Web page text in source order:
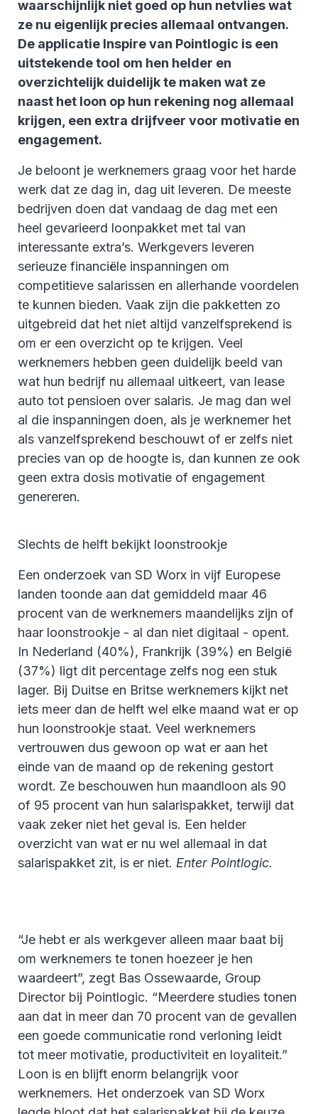
waarschijnlijk niet goed op hun netvlies wat
ze nu eigenlijk precies allemaal ontvangen.
De applicatie Inspire van Pointlogic is een
uitstekende tool om hen helder en
overzichtelijk duidelijk te maken wat ze
naast het loon op hun rekening nog allemaal
krijgen, een extra drijfveer voor motivatie en
engagement.
Je beloont je werknemers graag voor het harde
werk dat ze dag in, dag uit leveren. De meeste
bedrijven doen dat vandaag de dag met een
heel gevarieerd loonpakket met tal van
interessante extra’s. Werkgevers leveren
serieuze financiële inspanningen om
competitieve salarissen en allerhande voordelen
te kunnen bieden. Vaak zijn die pakketten zo
uitgebreid dat het niet altijd vanzelfsprekend is
om er een overzicht op te krijgen. Veel
werknemers hebben geen duidelijk beeld van
wat hun bedrijf nu allemaal uitkeert, van lease
auto tot pensioen over salaris. Je mag dan wel
al die inspanningen doen, als je werknemer het
als vanzelfsprekend beschouwt of er zelfs niet
precies van op de hoogte is, dan kunnen ze ook
geen extra dosis motivatie of engagement
genereren.
Slechts de helft bekijkt loonstrookje
Een onderzoek van SD Worx in vijf Europese
landen toonde aan dat gemiddeld maar 46
procent van de werknemers maandelijks zijn of
haar loonstrookje - al dan niet digitaal - opent.
In Nederland (40%), Frankrijk (39%) en België
(37%) ligt dit percentage zelfs nog een stuk
lager. Bij Duitse en Britse werknemers kijkt net
iets meer dan de helft wel elke maand wat er op
hun loonstrookje staat. Veel werknemers
vertrouwen dus gewoon op wat er aan het
einde van de maand op de rekening gestort
wordt. Ze beschouwen hun maandloon als 90
of 95 procent van hun salarispakket, terwijl dat
vaak zeker niet het geval is. Een helder
overzicht van wat er nu wel allemaal in dat
salarispakket zit, is er niet. Enter Pointlogic.
“Je hebt er als werkgever alleen maar baat bij
om werknemers te tonen hoezeer je hen
waardeert”, zegt Bas Ossewaarde, Group
Director bij Pointlogic. “Meerdere studies tonen
aan dat in meer dan 70 procent van de gevallen
een goede communicatie rond verloning leidt
tot meer motivatie, productiviteit en loyaliteit.”
Loon is en blijft enorm belangrijk voor
werknemers. Het onderzoek van SD Worx